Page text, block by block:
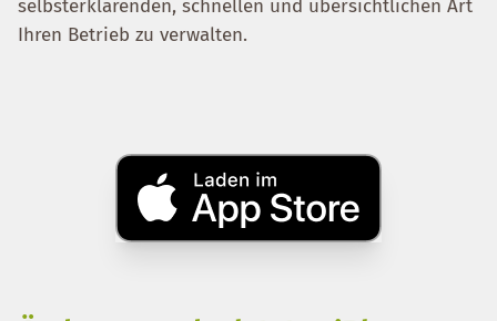
selbsterklärenden, schnellen und übersichtlichen Art
Ihren Betrieb zu verwalten.